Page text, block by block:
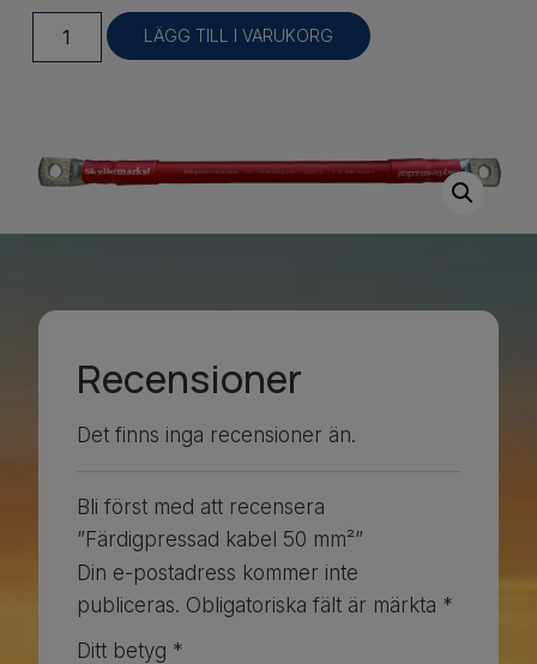
LÄGG TILL I VARUKORG
Recensioner
Det finns inga recensioner än.
Bli först med att recensera
”Färdigpressad kabel 50 mm²”
Din e-postadress kommer inte
publiceras. Obligatoriska fält är märkta *
Ditt betyg *